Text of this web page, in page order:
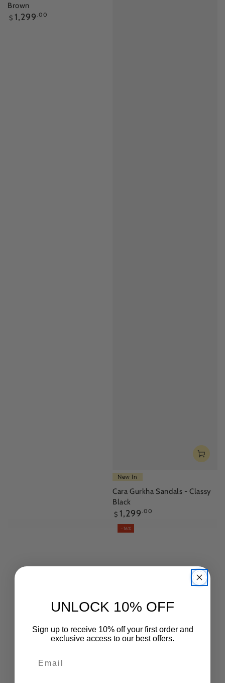
Brown
正
$ 1,299 .00
New In
Cara Gurkha Sandals - Classy
Black
正
$ 1,299 .00
–16%
UNLOCK 10% OFF
Sign up to receive 10% off your first order and
exclusive access to our best offers.